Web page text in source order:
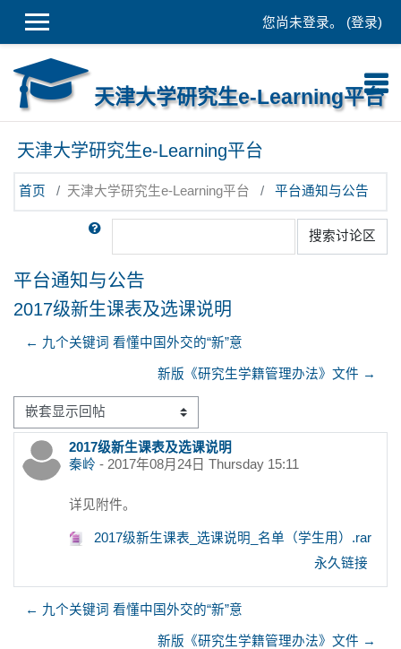
您尚未登录。 (登录)
天津大学研究生e-Learning平台
天津大学研究生e-Learning平台
首页 天津大学研究生e-Learning平台 平台通知与公告
搜索
搜索讨论区
平台通知与公告
2017级新生课表及选课说明
← 九个关键词 看懂中国外交的“新”意
新版《研究生学籍管理办法》文件 →
显示模式
2017级新生课表及选课说明
秦岭 - 2017年08月24日 Thursday 15:11
回帖数：0
详见附件。
2017级新生课表_选课说明_名单（学生用）.rar
永久链接
← 九个关键词 看懂中国外交的“新”意
新版《研究生学籍管理办法》文件 →